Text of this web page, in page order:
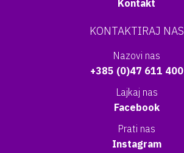
Kontakt
KONTAKTIRAJ NAS
Nazovi nas
+385 (0)47 611 400
Lajkaj nas
Facebook
Prati nas
Instagram